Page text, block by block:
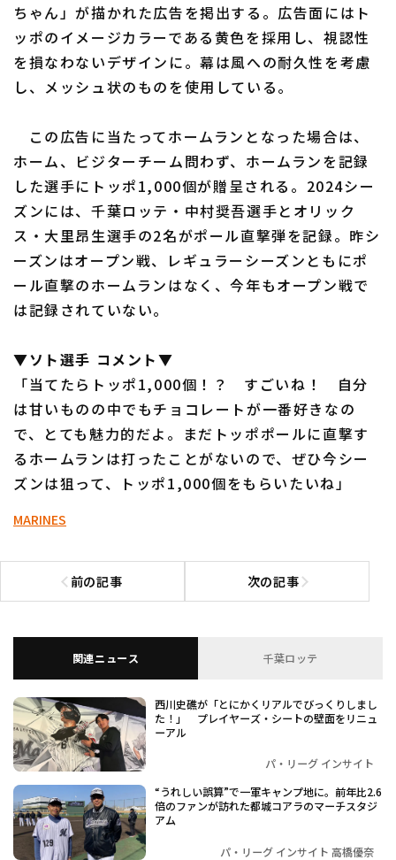
福岡ソフトバンクホークス
利用規約 プライバシーポリシー
特定商取引法の表示
ちゃん」が描かれた広告を掲出する。広告面にはト
ッポのイメージカラーである黄色を採用し、視認性
を損なわないデザインに。幕は風への耐久性を考慮
し、メッシュ状のものを使用している。
この広告に当たってホームランとなった場合は、
ホーム、ビジターチーム問わず、ホームランを記録
した選手にトッポ1,000個が贈呈される。2024シー
ズンには、千葉ロッテ・中村奨吾選手とオリック
ス・大里昂生選手の2名がポール直撃弾を記録。昨シ
ーズンはオープン戦、レギュラーシーズンともにポ
ール直撃のホームランはなく、今年もオープン戦で
は記録されていない。
▼ソト選手 コメント▼
「当てたらトッポ1,000個！？ すごいね！ 自分
は甘いものの中でもチョコレートが一番好きなの
で、とても魅力的だよ。まだトッポポールに直撃す
るホームランは打ったことがないので、ぜひ今シー
ズンは狙って、トッポ1,000個をもらいたいね」
MARINES
前の記事
前の記事へ 次の記事次の記事へ
関連ニュース 千葉ロッテ
西川史礁が「とにかくリアルでびっくりしまし
た！」 プレイヤーズ・シートの壁面をリニュ
ーアル
パ・リーグ インサイト
“うれしい誤算”で一軍キャンプ地に。前年比2.6
倍のファンが訪れた都城コアラのマーチスタジ
アム
パ・リーグ インサイト 高橋優奈